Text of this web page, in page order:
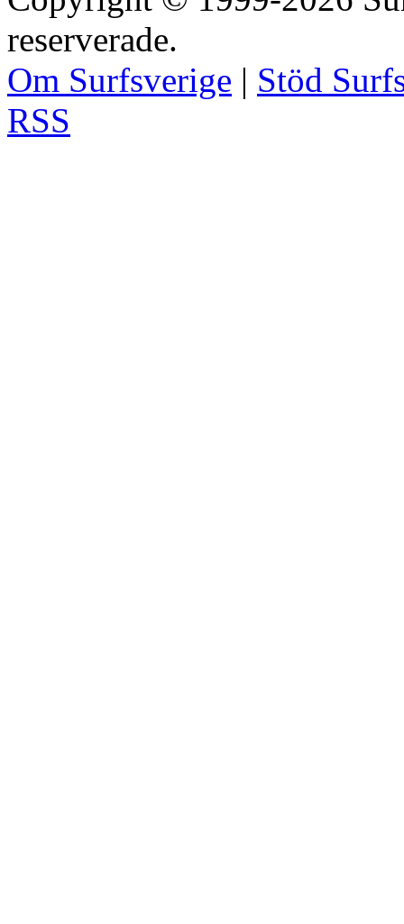
reserverade.
Om Surfsverige | Stöd
RSS